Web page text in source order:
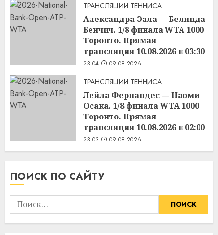
ТРАНСЛЯЦИИ ТЕННИСА
Александра Эала — Белинда
Бенчич. 1/8 финала WTA 1000
Торонто. Прямая
трансляция 10.08.2026 в 03:30
23:04 09.08.2026
ТРАНСЛЯЦИИ ТЕННИСА
Лейла Фернандес — Наоми
Осака. 1/8 финала WTA 1000
Торонто. Прямая
трансляция 10.08.2026 в 02:00
23:03 09.08.2026
ПОИСК ПО САЙТУ
Найти: